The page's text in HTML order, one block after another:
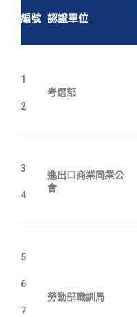
編號 認證單位
1
2
考選部
3
4
進出口商業同業公
會
5
6
7
勞動部職訓局